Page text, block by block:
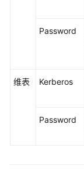
使
管
Password
维表 Kerberos
Password